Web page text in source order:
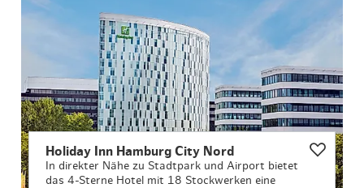
Holiday Inn Hamburg City Nord
In direkter Nähe zu Stadtpark und Airport bietet
das 4-Sterne Hotel mit 18 Stockwerken eine